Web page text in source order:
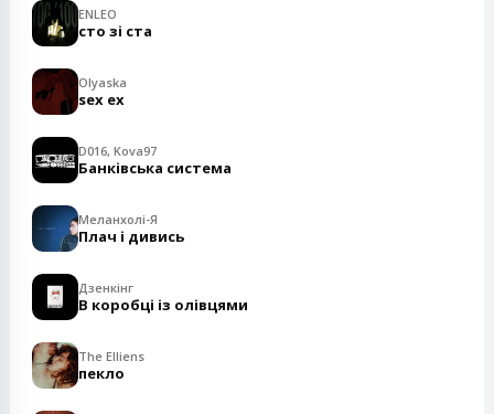
ENLEO
сто зі ста
Olyaska
sex ex
D016, Kova97
Банківська система
Меланхолі-Я
Плач і дивись
Дзенкінг
В коробці із олівцями
The Elliens
пекло